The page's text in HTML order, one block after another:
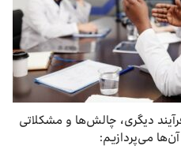
دیگری، چالش‌ها و مشکلاتی
می‌پردازیم: